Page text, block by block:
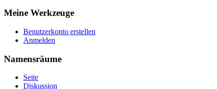
Meine Werkzeuge
Benutzerkonto erstellen
Anmelden
Namensräume
Seite
Diskussion